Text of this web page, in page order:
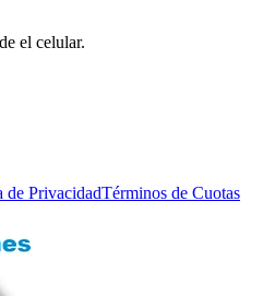
el celular.
de PrivacidadTérminos de Cuotas